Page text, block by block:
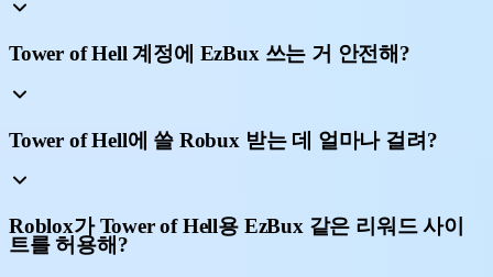
Tower of Hell 계정에 EzBux 쓰는 거 안전해?
Tower of Hell에 쓸 Robux 받는 데 얼마나 걸려?
Roblox가 Tower of Hell용 EzBux 같은 리워드 사이
트를 허용해?